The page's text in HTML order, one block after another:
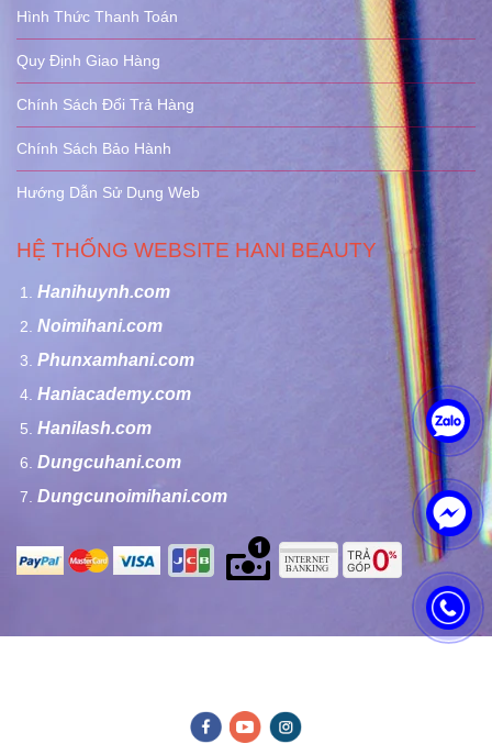
Hình Thức Thanh Toán
Quy Định Giao Hàng
Chính Sách Đổi Trả Hàng
Chính Sách Bảo Hành
Hướng Dẫn Sử Dụng Web
HỆ THỐNG WEBSITE HANI BEAUTY
Hanihuynh.com
Noimihani.com
Phunxamhani.com
Haniacademy.com
Hanilash.com
Dungcuhani.com
Dungcunoimihani.com